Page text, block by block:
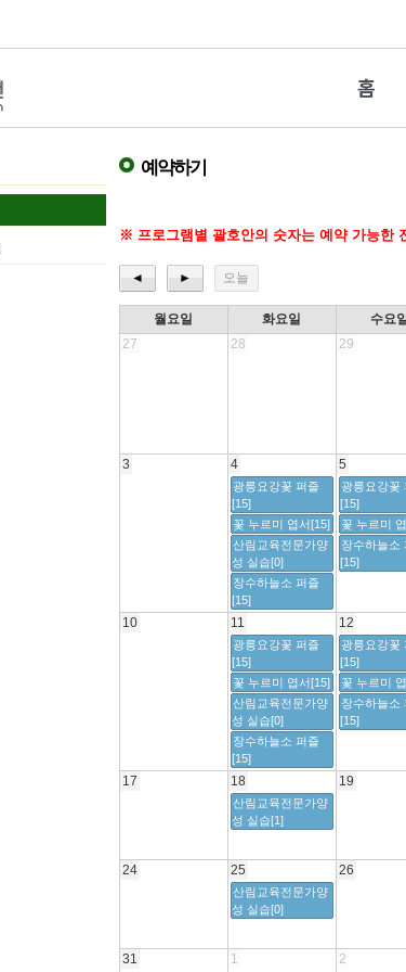
홈
예약하기
※ 프로그램별 괄호안의 숫자는 예약 가능한
◄ ► 오늘
월요일 화요일 수요
27
28 29
3 4 5
10 11 12
17 18 19
24 25 26
31 1 2
광릉요강꽃 퍼즐
[15]
광릉요강꽃
[15]
꽃 누르미 엽서[15] 꽃 누르미
산림교육전문가양
성 실습[0]
장수하늘소
[15]
장수하늘소 퍼즐
[15]
광릉요강꽃 퍼즐
[15]
광릉요강꽃
[15]
꽃 누르미 엽서[15] 꽃 누르미
산림교육전문가양
성 실습[0]
장수하늘소
[15]
장수하늘소 퍼즐
[15]
산림교육전문가양
성 실습[1]
산림교육전문가양
성 실습[0]